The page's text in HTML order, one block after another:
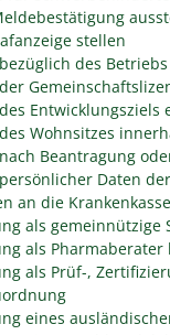
stellen
des
Entwicklungsziels
Wohnsitzes
Beantragung
Daten
an die
als gemeinnützige
als Pharmaberater
als Prüf-,
eines